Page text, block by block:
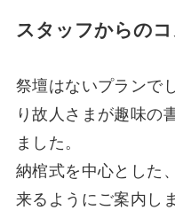
スタッフからのコ
祭壇はないプランで
り故人さまが趣味の
ました。
納棺式を中心とした
来るようにご案内し